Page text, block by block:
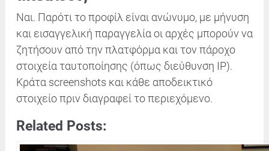
Ναι. Παρότι το προφίλ είναι ανώνυμο, με μήνυση
και εισαγγελική παραγγελία οι αρχές μπορούν να
ζητήσουν από την πλατφόρμα και τον πάροχο
στοιχεία ταυτοποίησης (όπως διεύθυνση IP).
Κράτα screenshots και κάθε αποδεικτικό
στοιχείο πριν διαγραφεί το περιεχόμενο.
Related Posts: